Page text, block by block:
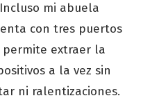
mi abuela
con tres puertos
permite extraer la
a la vez sin
ni ralentizaciones.